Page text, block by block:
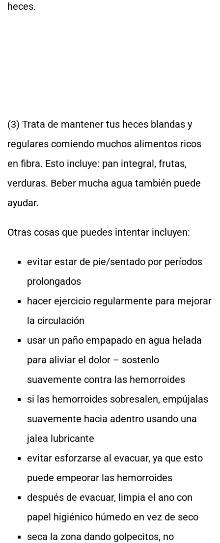
heces.
(3) Trata de mantener tus heces blandas y
regulares comiendo muchos alimentos ricos
en fibra. Esto incluye: pan integral, frutas,
verduras. Beber mucha agua también puede
ayudar.
Otras cosas que puedes intentar incluyen:
evitar estar de pie/sentado por períodos
prolongados
hacer ejercicio regularmente para mejorar
la circulación
usar un paño empapado en agua helada
para aliviar el dolor – sostenlo
suavemente contra las hemorroides
si las hemorroides sobresalen, empújalas
suavemente hacia adentro usando una
jalea lubricante
evitar esforzarse al evacuar, ya que esto
puede empeorar las hemorroides
después de evacuar, limpia el ano con
papel higiénico húmedo en vez de seco
seca la zona dando golpecitos, no